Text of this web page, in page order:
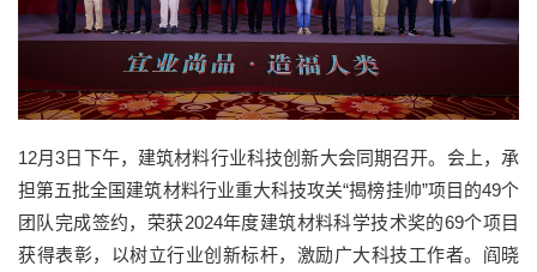
12月3日下午，建筑材料行业科技创新大会同期召开。会上，承
担第五批全国建筑材料行业重大科技攻关“揭榜挂帅”项目的49个
团队完成签约，荣获2024年度建筑材料科学技术奖的69个项目
获得表彰，以树立行业创新标杆，激励广大科技工作者。阎晓